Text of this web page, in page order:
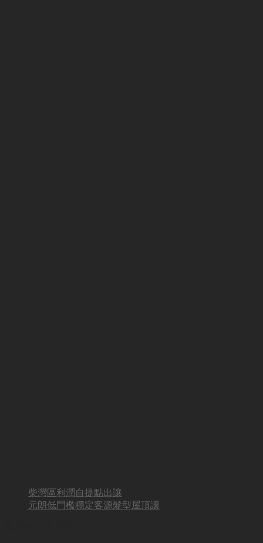
柴灣區利潤自提點出讓
元朗低門檻穩定客源髮型屋頂讓